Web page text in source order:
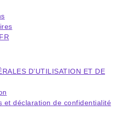
D’UTILISATION ET DE
et déclaration de confidentialité